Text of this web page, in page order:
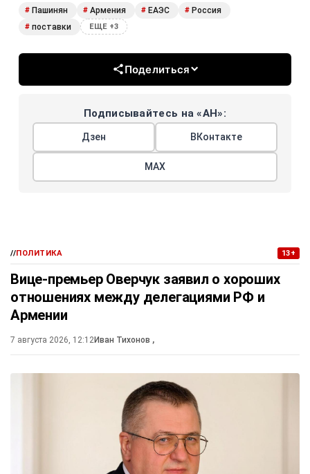
# Пашинян # Армения # ЕАЭС # Россия
# поставки ЕЩЕ +3
Поделиться
Подписывайтесь на «АН»:
Дзен ВКонтакте
МАХ
//ПОЛИТИКА 13+
Вице-премьер Оверчук заявил о хороших
отношениях между делегациями РФ и
Армении
7 августа 2026, 12:12Иван Тихонов ,